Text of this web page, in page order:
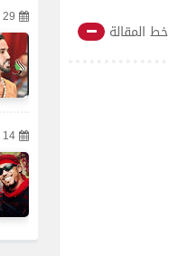
خط المقالة
29 ديسمبر 2017
14 ديسمبر 2017